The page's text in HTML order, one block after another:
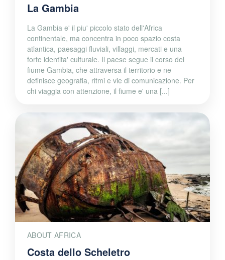
La Gambia
La Gambia e' il piu' piccolo stato dell'Africa
continentale, ma concentra in poco spazio costa
atlantica, paesaggi fluviali, villaggi, mercati e una
forte identita' culturale. Il paese segue il corso del
fiume Gambia, che attraversa il territorio e ne
definisce geografia, ritmi e vie di comunicazione. Per
chi viaggia con attenzione, il fiume e' una [...]
ABOUT AFRICA
Costa dello Scheletro